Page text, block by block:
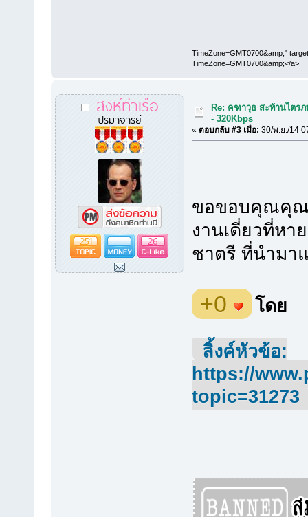
TimeZone=GMT0700&amp;"
TimeZone=GMT0700&amp;</a>
สิงห์ท่าเรือ
ปรมาจารย์
251 26
Re: คฑาวุธ สะท้านไตร
- 320Kbps
« ตอบกลับ #3 เมื่อ: 30/พ.ย./14
ขอขอบคุณคุณ
งานเดี่ยวที่ห
ชาตรี ที่นำมา
+0 โดย
ลิ้งค์หัวข้อ:
https://
topic=31273